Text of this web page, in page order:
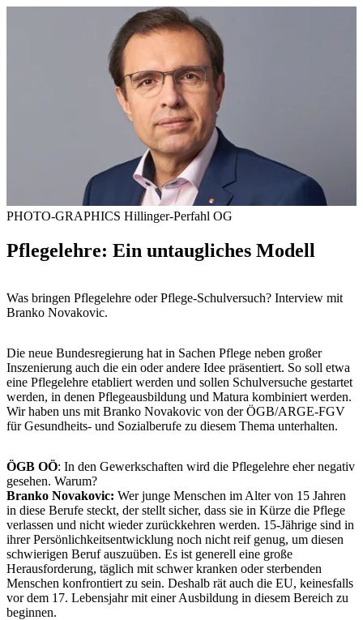
PHOTO-GRAPHICS Hillinger-Perfahl OG
Pflegelehre: Ein untaugliches Modell
Was bringen Pflegelehre oder Pflege-Schulversuch? Interview mit
Branko Novakovic.
Die neue Bundesregierung hat in Sachen Pflege neben großer
Inszenierung auch die ein oder andere Idee präsentiert. So soll etwa
eine Pflegelehre etabliert werden und sollen Schulversuche gestartet
werden, in denen Pflegeausbildung und Matura kombiniert werden.
Wir haben uns mit Branko Novakovic von der ÖGB/ARGE-FGV
für Gesundheits- und Sozialberufe zu diesem Thema unterhalten.
ÖGB OÖ: In den Gewerkschaften wird die Pflegelehre eher negativ
gesehen. Warum?
Branko Novakovic: Wer junge Menschen im Alter von 15 Jahren
in diese Berufe steckt, der stellt sicher, dass sie in Kürze die Pflege
verlassen und nicht wieder zurückkehren werden. 15-Jährige sind in
ihrer Persönlichkeitsentwicklung noch nicht reif genug, um diesen
schwierigen Beruf auszuüben. Es ist generell eine große
Herausforderung, täglich mit schwer kranken oder sterbenden
Menschen konfrontiert zu sein. Deshalb rät auch die EU, keinesfalls
vor dem 17. Lebensjahr mit einer Ausbildung in diesem Bereich zu
beginnen.